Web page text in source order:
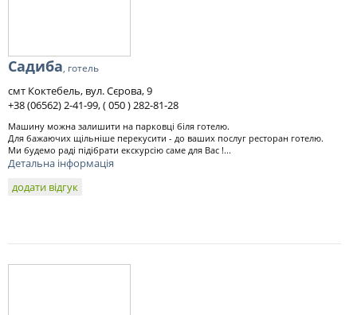
Садиба, готель
смт Коктебель, вул. Сєрова, 9
+38 (06562) 2-41-99, ( 050 ) 282-81-28
Машину можна залишити на парковці біля готелю.
Для бажаючих щільніше перекусити - до ваших послуг ресторан готелю.
Ми будемо раді підібрати екскурсію саме для Вас !...
Детальна інформація
додати відгук